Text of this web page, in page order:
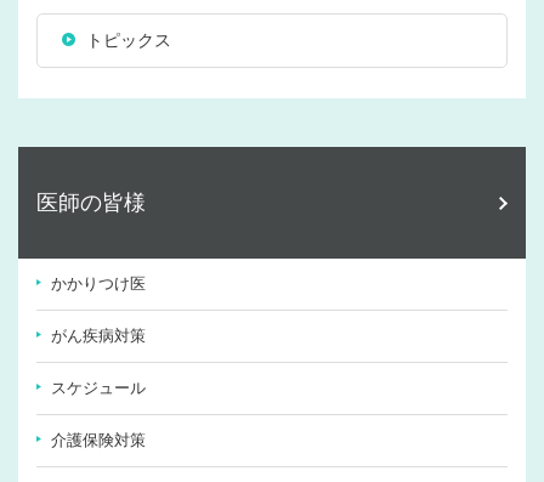
医師の皆様
かかりつけ医
がん疾病対策
スケジュール
介護保険対策
トピックス